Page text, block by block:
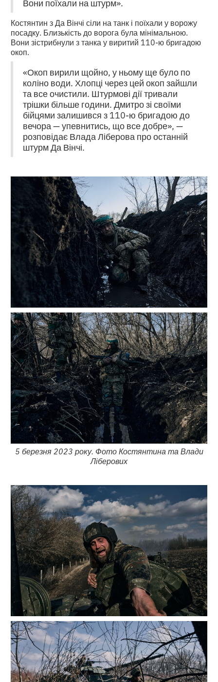
Вони поїхали на штурм».
Костянтин з Да Вінчі сіли на танк і поїхали у ворожу
посадку. Близькість до ворога була мінімальною.
Вони зістрибнули з танка у виритий 110-ю бригадою
окоп.
«Окоп вирили щойно, у ньому ще було по
коліно води. Хлопці через цей окоп зайшли
та все очистили. Штурмові дії тривали
трішки більше години. Дмитро зі своїми
бійцями залишився з 110-ю бригадою до
вечора — упевнитись, що все добре», —
розповідає Влада Ліберова про останній
штурм Да Вінчі.
5 березня 2023 року. Фото Костянтина та Влади
Ліберових